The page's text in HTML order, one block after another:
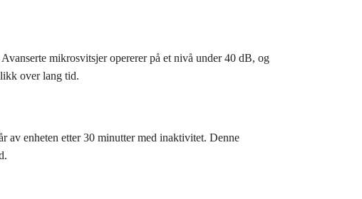
mikrosvitsjer opererer på et nivå under 40 dB, og
over lang tid.
av enheten etter 30 minutter med inaktivitet. Denne